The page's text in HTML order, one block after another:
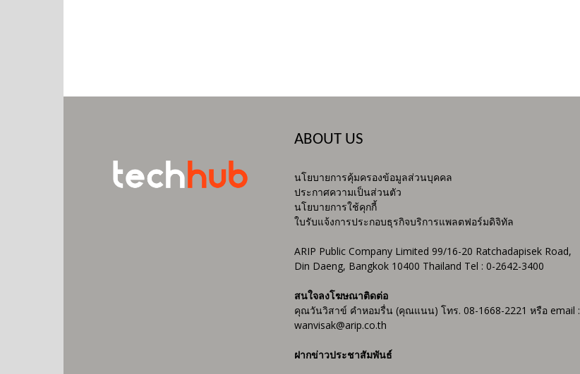
ABOUT US
นโยบายการคุ้มครองข้อมูลส่วนบุคคล
ประกาศความเป็นส่วนตัว
นโยบายการใช้คุกกี้
ใบรับแจ้งการประกอบธุรกิจบริการแพลตฟอร์มดิจิทัล
ARIP Public Company Limited 99/16-20 Ratchadapisek Road,
Din Daeng, Bangkok 10400 Thailand Tel : 0-2642-3400
สนใจลงโฆษณาติดต่อ
คุณวันวิสาข์ คำหอมรื่น (คุณแนน) โทร. 08-1668-2221 หรือ email :
wanvisak@arip.co.th
ฝากข่าวประชาสัมพันธ์